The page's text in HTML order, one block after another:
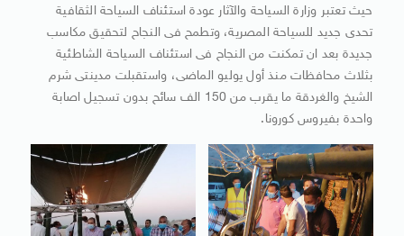
حيث تعتبر وزارة السياحة والآثار عودة استئناف السياحة الثقافية
تحدى جديد للسياحة المصرية، وتطمح فى النجاح لتحقيق مكاسب
جديدة بعد ان تمكنت من النجاح فى استئناف السياحة الشاطئية
بثلاث محافظات منذ أول يوليو الماضى، واستقبلت مدينتى شرم
الشيخ والغردقة ما يقرب من 150 الف سائح بدون تسجيل اصابة
واحدة بفيروس كورونا.